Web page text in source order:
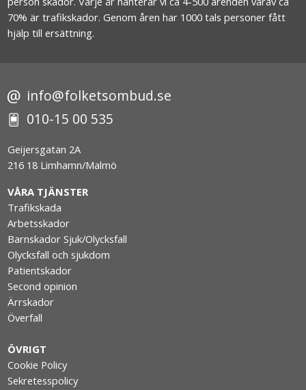
70% är trafikskador. Genom åren har 1000 tals personer fått
hjälp till ersättning.
info@folketsombud.se
010-15 00 535
Geijersgatan 2A
216 18 Limhamn/Malmö
VÅRA TJÄNSTER
Trafikskada
Arbetsskador
Barnskador Sjuk/Olycksfall
Olycksfall och sjukdom
Patientskador
Second opinion
Ärrskador
Överfall
ÖVRIGT
Cookie Policy
Sekretesspolicy